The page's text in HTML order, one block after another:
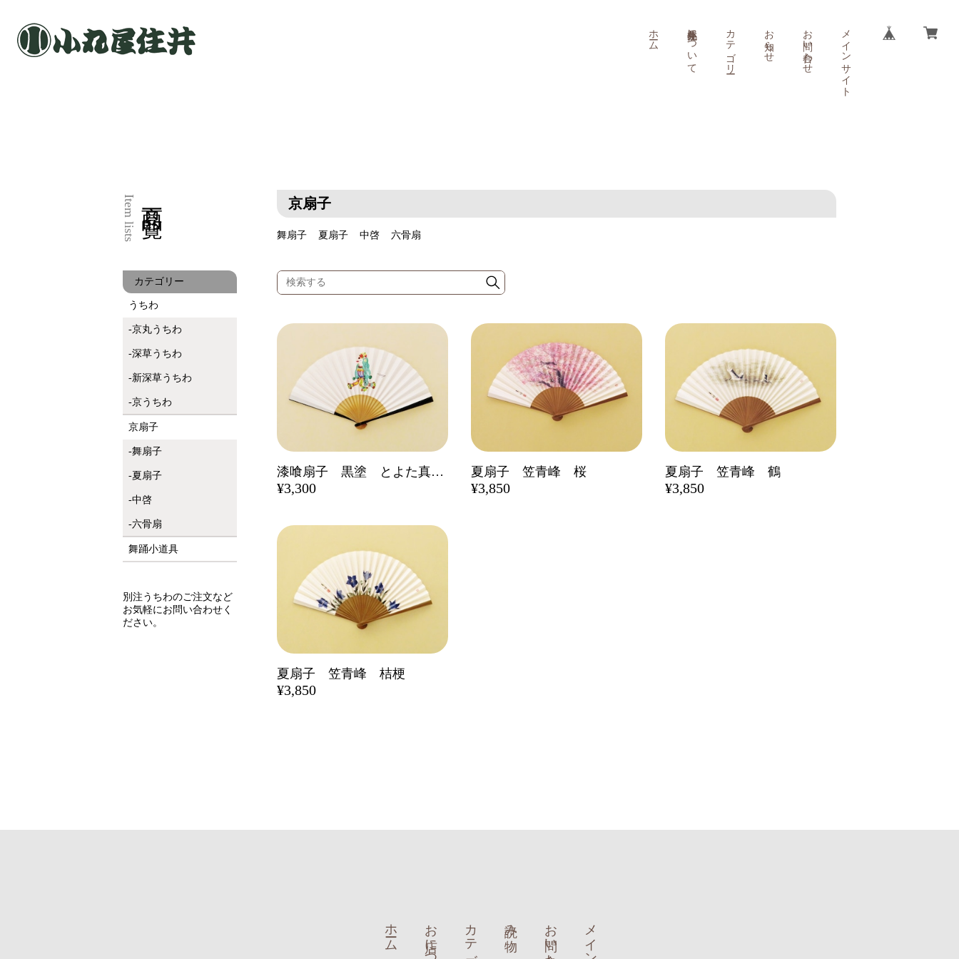
ホーム 小丸屋住井について カテゴリー お知らせ お問い合わせ メインサイト
Item lists
カテゴリー
うちわ
京丸うちわ
深草うちわ
新深草うちわ
京うちわ
京扇子
舞扇子
夏扇子
中啓
六骨扇
舞踊小道具
別注うちわのご注文など
お気軽にお問い合わせく
ださい。
京扇子
舞扇子 夏扇子 中啓 六骨扇
漆喰扇子 黒塗 とよた真帆デザイン アマビエ
¥3,300
夏扇子 笠青峰 桜
¥3,850
夏扇子 笠青峰 鶴
¥3,850
夏扇子 笠青峰 桔梗
¥3,850
ホーム カテゴリー 読み物 お問い合わせ